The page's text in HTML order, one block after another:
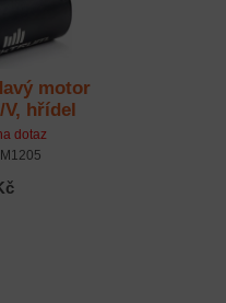
motor
hřídel
dotaz